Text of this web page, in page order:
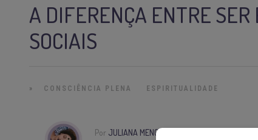
A DIFERENÇA ENTRE
SOCIAIS
» CONSCIÊNCIA PLENA ESPIRITUALIDADE
Por JULIANA MENCARINI